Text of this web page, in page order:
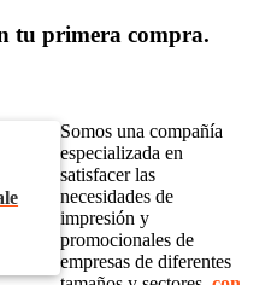
tu primera compra.
Somos una compañía
especializada en
satisfacer las
necesidades de
impresión y
promocionales de
empresas de diferentes